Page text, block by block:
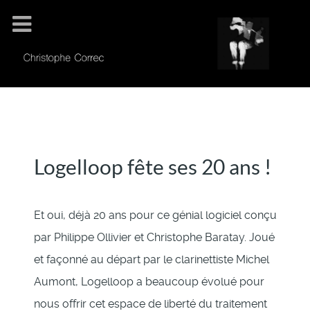
Logelloop fête ses 20 ans !
Et oui, déjà 20 ans pour ce génial logiciel conçu
par Philippe Ollivier et Christophe Baratay. Joué
et façonné au départ par le clarinettiste Michel
Aumont, Logelloop a beaucoup évolué pour
nous offrir cet espace de liberté du traitement